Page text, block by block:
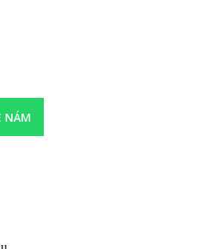
nápoje medzi 10:00 a 24:00.
NÁM